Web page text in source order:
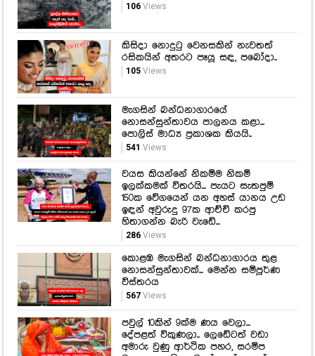
106Views
කිසිදා නොදුටු වෙනසකින් නැවතත්
රසිකයින් අතරට පෑයූ සඳ, පබෝදා..
105Views
මැගසින් බන්ධනාගාරයේ
නොසන්සුන්තාවය පාලනය කළා...
පොලිස් මාධ්‍ය ප්‍රකාශක කියයි..
541 Views
වයස කියන්නේ නිකම්ම නිකම්
ඉලක්කමක් විතරයි... පැයට සැතපුම්
150ක වේගයෙන් යන අහස් යානය උඩ
ඉඳන් අවුරුදු 97ක ආච්චි කරපු
හිතාගන්න බැරි වැඩේ...
286Views
කොළඹ මැගසින් බන්ධනාගාරය තුළ
නොසන්සුන්තාවක්... මෙන්න සම්පූර්ණ
විස්තරය
567Views
පවුල් 10කින් 9ක්ම ණය වෙලා...
දේපළත් විකුණලා.. ලෙඩේටත් වඩා
අමාරු වුණු ආර්ථික පහර, සරම්ප